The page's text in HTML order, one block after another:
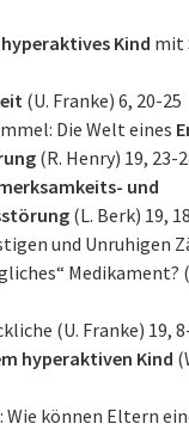
hyperaktives Kind mit
(U. Franke) 6, 20-25
Die Welt eines
(R. Henry) 19, 23-
und
(L. Berk) 19,
und Unruhigen
Medikament?
(U. Franke) 19,
hyperaktiven Kind
können Eltern